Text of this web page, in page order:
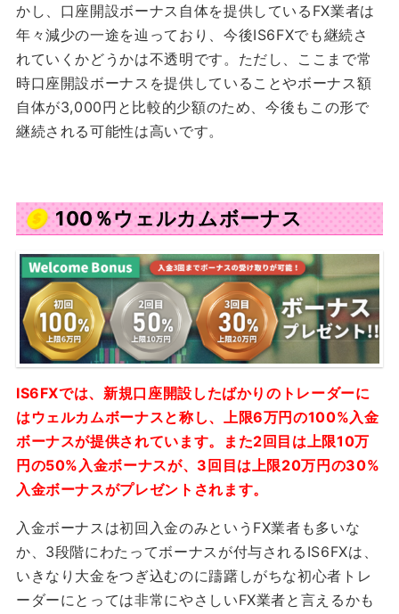
かし、口座開設ボーナス自体を提供しているFX業者は
年々減少の一途を辿っており、今後IS6FXでも継続さ
れていくかどうかは不透明です。ただし、ここまで常
時口座開設ボーナスを提供していることやボーナス額
自体が3,000円と比較的少額のため、今後もこの形で
継続される可能性は高いです。
100％ウェルカムボーナス
IS6FXでは、新規口座開設したばかりのトレーダーに
はウェルカムボーナスと称し、上限6万円の100%入金
ボーナスが提供されています。また2回目は上限10万
円の50%入金ボーナスが、3回目は上限20万円の30%
入金ボーナスがプレゼントされます。
入金ボーナスは初回入金のみというFX業者も多いな
か、3段階にわたってボーナスが付与されるIS6FXは、
いきなり大金をつぎ込むのに躊躇しがちな初心者トレ
ーダーにとっては非常にやさしいFX業者と言えるかも